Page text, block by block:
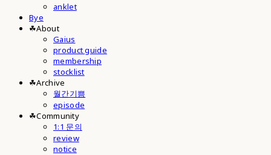
anklet
Bye
☘︎About
Gaius
product guide
membership
stocklist
☘︎Archive
월간기쁨
episode
☘︎Community
1:1 문의
review
notice